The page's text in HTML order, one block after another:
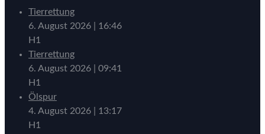
Tierrettung
6. August 2026
16:46
H1
Tierrettung
6. August 2026
09:41
H1
Ölspur
4. August 2026
13:17
H1